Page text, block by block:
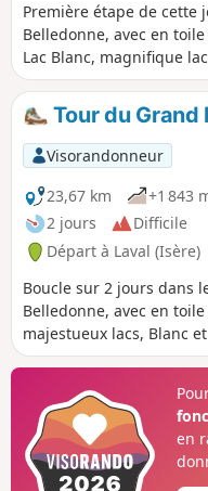
Première étape de cette
Belledonne, avec en
Lac Blanc, magnifique
Tour du Grand
Visorandonneur
23,67 km
+1 843
2 jours
Difficile
Départ à Laval (Isère)
Boucle sur 2 jours dans
Belledonne, avec en
majestueux lacs, Blanc
nombreuses vues sur
en